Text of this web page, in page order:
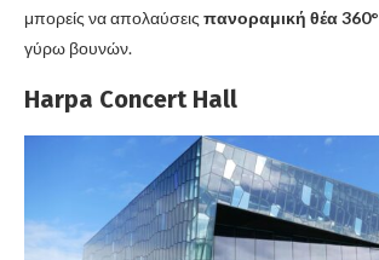
μπορείς να απολαύσεις πανοραμική θέα 360°
γύρω βουνών.
Harpa Concert Hall